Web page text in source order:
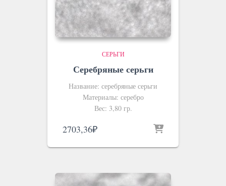
СЕРЬГИ
Серебряные серьги
Название: серебряные серьги
Материалы: серебро
Вес: 3,80 гр.
2703,36₽